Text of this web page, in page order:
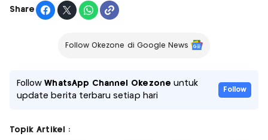
Share
Follow Okezone di Google News
FollowWhatsApp Channel Okezone untuk
update berita terbaru setiap hari
Follow
Topik Artikel :